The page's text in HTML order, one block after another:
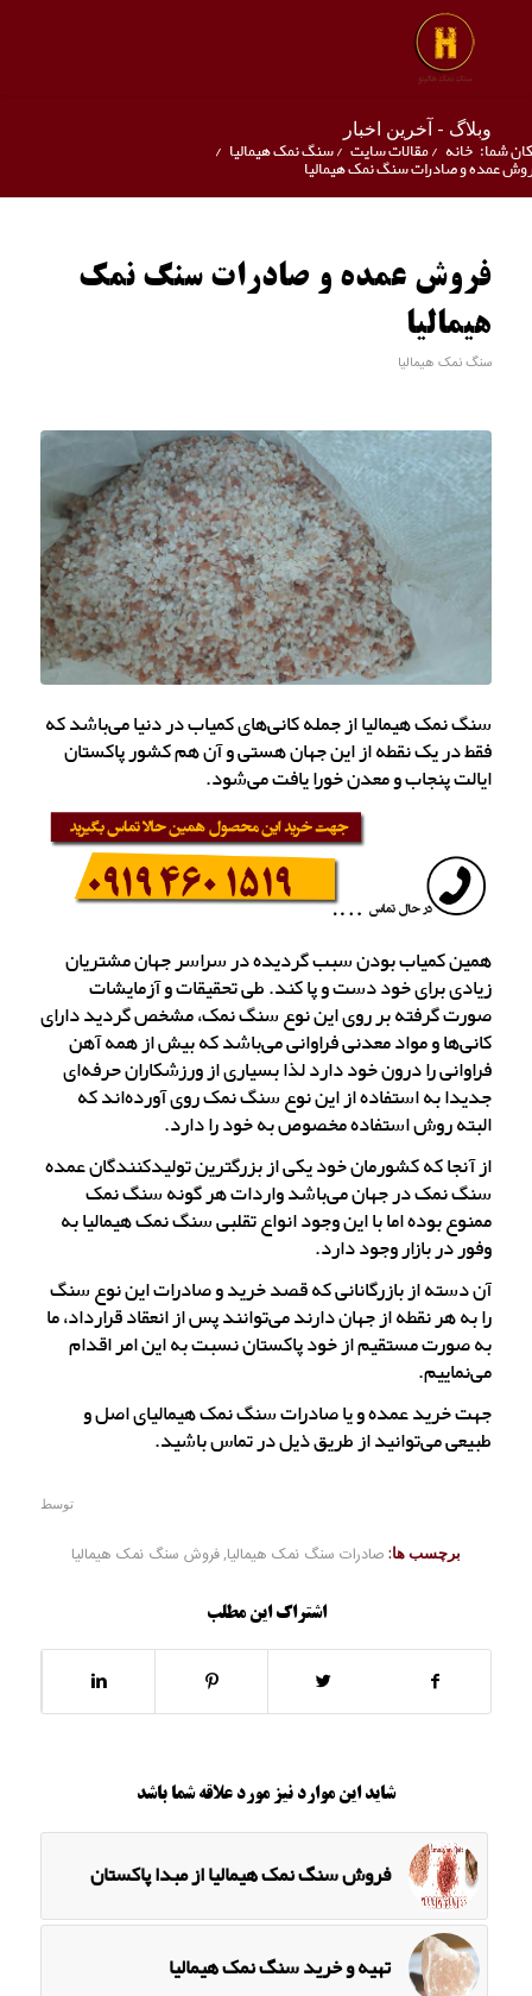
وبلاگ - آخرین اخبار
شما: خانه /مقالات سایت /سنگ نمک هیمالیا /
عمده و صادرات سنگ نمک هیمالیا
فروش عمده و صادرات سنگ نمک
هیمالیا
سنگ نمک هیمالیا
سنگ نمک هیمالیا از جمله کانی‌های کمیاب در دنیا می‌باشد که
فقط در یک نقطه از این جهان هستی و آن هم کشور پاکستان
ایالت پنجاب و معدن خورا یافت می‌شود.
همین کمیاب بودن سبب گردیده در سراسر جهان مشتریان
زیادی برای خود دست و پا کند. طی تحقیقات و آزمایشات
صورت گرفته بر روی این نوع سنگ نمک، مشخص گردید دارای
کانی‌ها و مواد معدنی فراوانی می‌باشد که بیش از همه آهن
فراوانی را درون خود دارد لذا بسیاری از ورزشکاران حرفه‌ای
جدیدا به استفاده از این نوع سنگ نمک روی آورده‌اند که
البته روش استفاده مخصوص به خود را دارد.
از آنجا که کشورمان خود یکی از بزرگترین تولیدکنندگان عمده
سنگ نمک در جهان می‌باشد واردات هر گونه سنگ نمک
ممنوع بوده اما با این وجود انواع تقلبی سنگ نمک هیمالیا به
وفور در بازار وجود دارد.
آن دسته از بازرگانانی که قصد خرید و صادرات این نوع سنگ
را به هر نقطه از جهان دارند می‌توانند پس از انعقاد قرارداد، ما
به صورت مستقیم از خود پاکستان نسبت به این امر اقدام
می‌نماییم.
جهت خرید عمده و یا صادرات سنگ نمک هیمالیای اصل و
طبیعی می‌توانید از طریق ذیل در تماس باشید.
توسط
برچسب ها: صادرات سنگ نمک هیمالیا, فروش سنگ نمک هیمالیا
اشتراک این مطلب
شاید این موارد نیز مورد علاقه شما باشد
فروش سنگ نمک هیمالیا از مبدا پاکستان
تهیه و خرید سنگ نمک هیمالیا